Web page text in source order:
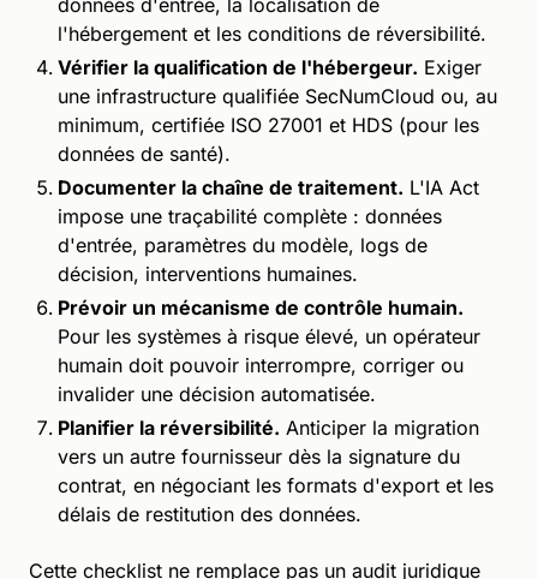
l'hébergement et les conditions de réversibilité.
Vérifier la qualification de l'hébergeur. Exiger
une infrastructure qualifiée SecNumCloud ou, au
minimum, certifiée ISO 27001 et HDS (pour les
données de santé).
Documenter la chaîne de traitement. L'IA Act
impose une traçabilité complète : données
d'entrée, paramètres du modèle, logs de
décision, interventions humaines.
Prévoir un mécanisme de contrôle humain.
Pour les systèmes à risque élevé, un opérateur
humain doit pouvoir interrompre, corriger ou
invalider une décision automatisée.
Planifier la réversibilité. Anticiper la migration
vers un autre fournisseur dès la signature du
contrat, en négociant les formats d'export et les
délais de restitution des données.
Cette checklist ne remplace pas un audit juridique